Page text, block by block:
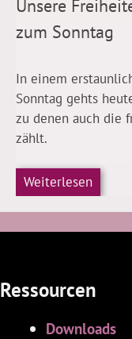
Unsere
zum Sonntag
In einem
Sonntag gehts
zu denen auch die
zählt.
Weiterlesen
Ressourcen
Downloads